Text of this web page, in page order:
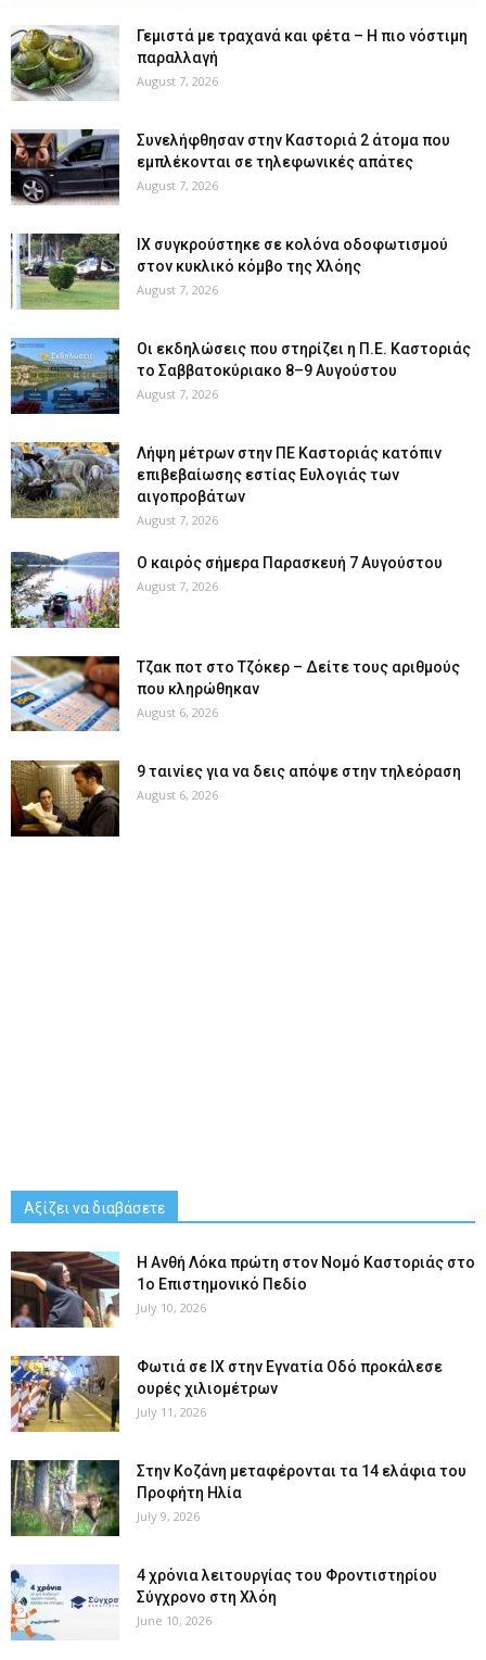
Γεμιστά με τραχανά και φέτα – Η πιο νόστιμη
παραλλαγή
August 7, 2026
Συνελήφθησαν στην Καστοριά 2 άτομα που
εμπλέκονται σε τηλεφωνικές απάτες
August 7, 2026
ΙΧ συγκρούστηκε σε κολόνα οδοφωτισμού
στον κυκλικό κόμβο της Χλόης
August 7, 2026
Οι εκδηλώσεις που στηρίζει η Π.Ε. Καστοριάς
το Σαββατοκύριακο 8–9 Αυγούστου
August 7, 2026
Λήψη μέτρων στην ΠΕ Καστοριάς κατόπιν
επιβεβαίωσης εστίας Ευλογιάς των
αιγοπροβάτων
August 7, 2026
Ο καιρός σήμερα Παρασκευή 7 Αυγούστου
August 7, 2026
Tζακ ποτ στο Τζόκερ – Δείτε τους αριθμούς
που κληρώθηκαν
August 6, 2026
9 ταινίες για να δεις απόψε στην τηλεόραση
August 6, 2026
Αξίζει να διαβάσετε
Η Ανθή Λόκα πρώτη στον Νομό Καστοριάς στο
1ο Επιστημονικό Πεδίο
July 10, 2026
Φωτιά σε ΙΧ στην Εγνατία Οδό προκάλεσε
ουρές χιλιομέτρων
July 11, 2026
Στην Κοζάνη μεταφέρονται τα 14 ελάφια του
Προφήτη Ηλία
July 9, 2026
4 χρόνια λειτουργίας του Φροντιστηρίου
Σύγχρονο στη Χλόη
June 10, 2026